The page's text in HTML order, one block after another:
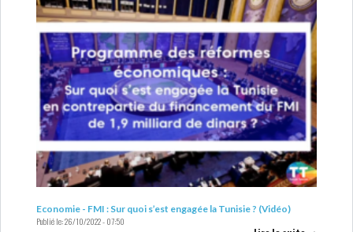
Economie - FMI : Sur quoi s’est engagée la Tunisie ? (Vidéo)
Publié le:26/10/2022 - 07:50